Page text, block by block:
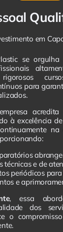
em
se
para
à excelência
técnicas e de
periódicos
e
, essa
dos
o